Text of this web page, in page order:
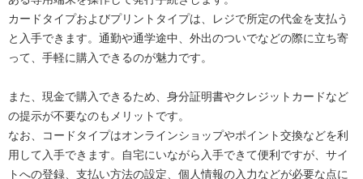
カードタイプおよびプリントタイプは、レジで所定の代金を支払う
と入手できます。通勤や通学途中、外出のついでなどの際に立ち寄
って、手軽に購入できるのが魅力です。
また、現金で購入できるため、身分証明書やクレジットカードなど
の提示が不要なのもメリットです。
なお、コードタイプはオンラインショップやポイント交換などを利
用して入手できます。自宅にいながら入手できて便利ですが、サイ
トへの登録、支払い方法の設定、個人情報の入力などが必要な点に